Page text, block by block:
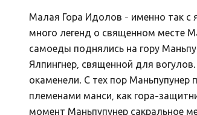
Малая Гора Идолов - именно так с
много легенд о священном месте
самоеды поднялись на гору
Ялпингнер, священной для
окаменели. С тех пор Маньпупунер
племенами манси, как гора-
момент Маньпупунер сакральное